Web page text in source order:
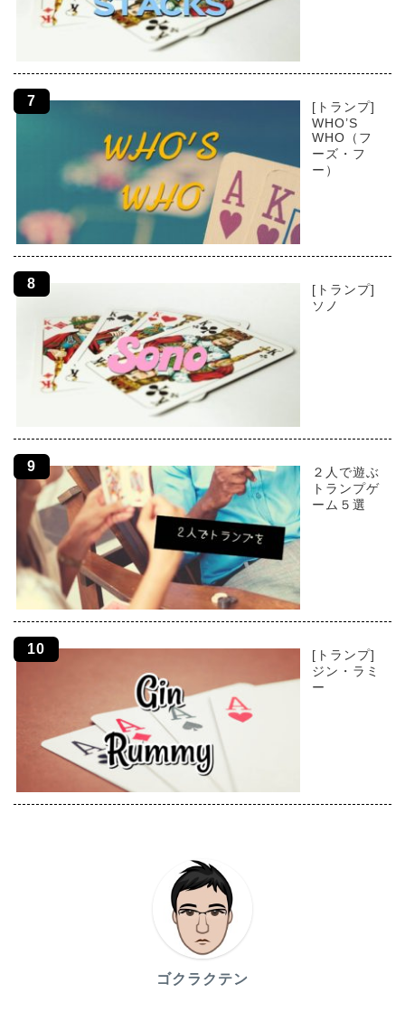
[トランプ]
WHO’S
WHO（フ
ーズ・フ
ー）
[トランプ]
ソノ
２人で遊ぶ
トランプゲ
ーム５選
[トランプ]
ジン・ラミ
ー
ゴクラクテン